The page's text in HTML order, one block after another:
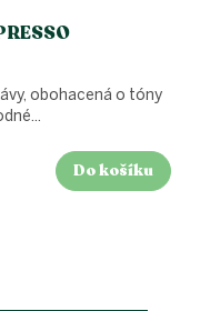
Do košíku
obohacená o tóny